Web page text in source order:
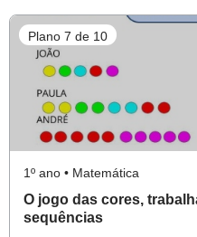
Plano 7 de 10
1º ano • Matemática
O jogo das cores,
sequências